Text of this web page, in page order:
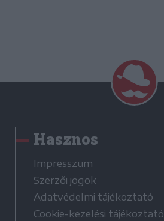
Hasznos
Impresszum
Szerzői jogok
Adatvédelmi tájékoztató
Cookie-kezelési tájékoztató